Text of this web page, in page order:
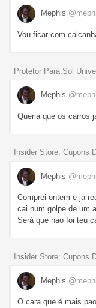
Mephis
Vou ficar com
Protetor Para,Sol
Mephis
Queria que os carros
Insider Store: Cupons
Mephis
Comprei ontem e ja
cai num golpe de um
Será que nao foi teu
Insider Store: Cupons
Mephis
O cara que é mais